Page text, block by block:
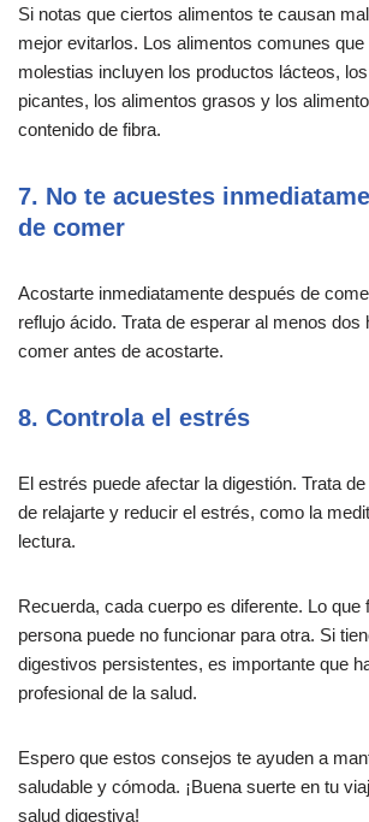
Si notas que ciertos alimentos te causan
mejor evitarlos. Los alimentos comunes
molestias incluyen los productos lácteos,
picantes, los alimentos grasos y los
contenido de fibra.
7. No te acuestes
de comer
Acostarte inmediatamente después de
reflujo ácido. Trata de esperar al menos dos
comer antes de acostarte.
8. Controla el estrés
El estrés puede afectar la digestión. Trata
de relajarte y reducir el estrés, como la
lectura.
Recuerda, cada cuerpo es diferente. Lo que
persona puede no funcionar para otra. Si
digestivos persistentes, es importante que
profesional de la salud.
Espero que estos consejos te ayuden a
saludable y cómoda. ¡Buena suerte en tu
salud digestiva!